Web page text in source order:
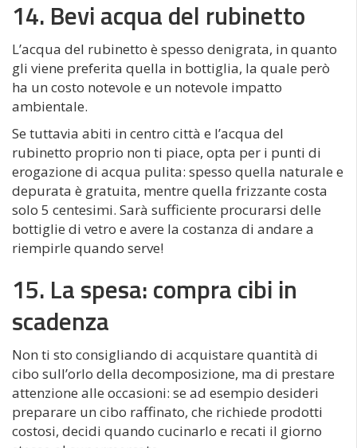
14. Bevi acqua del rubinetto
L’acqua del rubinetto è spesso denigrata, in quanto
gli viene preferita quella in bottiglia, la quale però
ha un costo notevole e un notevole impatto
ambientale.
Se tuttavia abiti in centro città e l’acqua del
rubinetto proprio non ti piace, opta per i punti di
erogazione di acqua pulita: spesso quella naturale e
depurata è gratuita, mentre quella frizzante costa
solo 5 centesimi. Sarà sufficiente procurarsi delle
bottiglie di vetro e avere la costanza di andare a
riempirle quando serve!
15. La spesa: compra cibi in
scadenza
Non ti sto consigliando di acquistare quantità di
cibo sull’orlo della decomposizione, ma di prestare
attenzione alle occasioni: se ad esempio desideri
preparare un cibo raffinato, che richiede prodotti
costosi, decidi quando cucinarlo e recati il giorno